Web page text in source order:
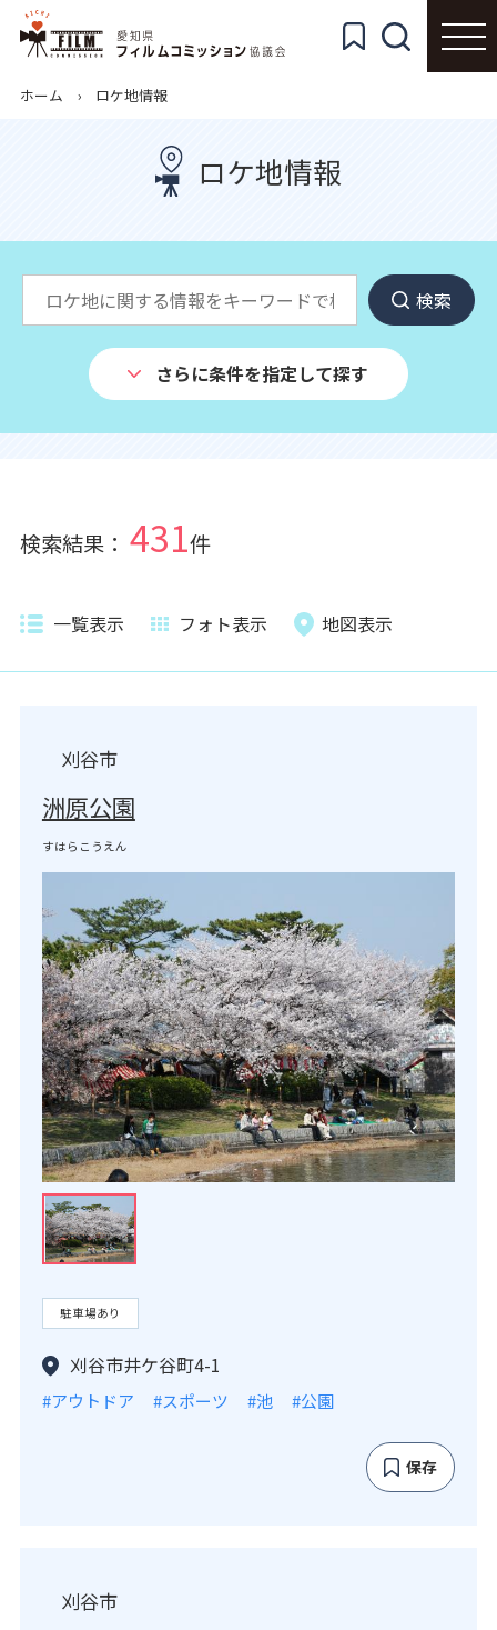
ホーム ロケ地情報
ロケ地情報
検索
さらに条件を指定して探す
検索結果： 431件
一覧表示 フォト表示 地図表示
刈谷市
洲原公園
すはらこうえん
駐車場あり
刈谷市井ケ谷町4-1
#アウトドア #スポーツ #池 #公園
保存
刈谷市